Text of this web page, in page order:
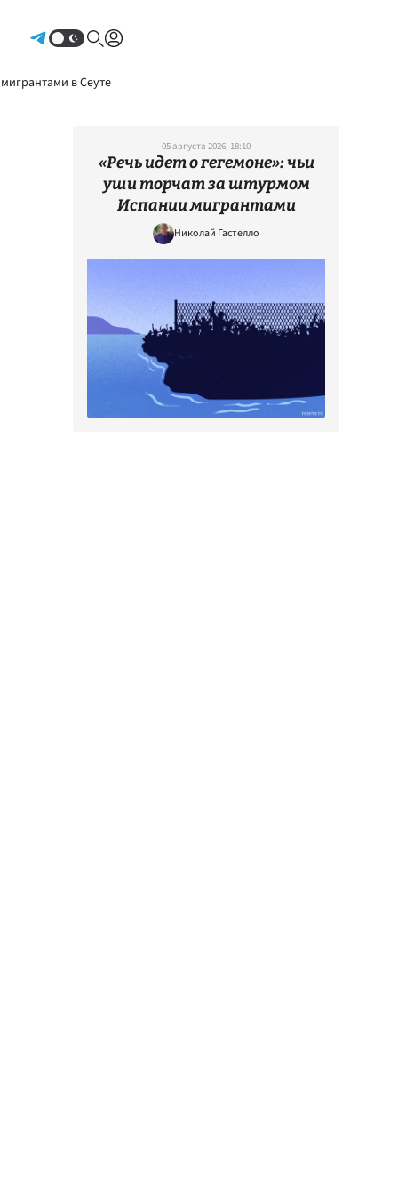
в Сеуте
05 августа 2026, 18:10
«Речь идет о гегемоне»: чьи
уши торчат за штурмом
Испании мигрантами
Николай Гастелло